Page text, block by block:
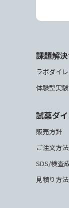
課題解
ラボダイ
体験型実
試薬ダ
販売方針
ご注文方法
SDS/検査
見積り方法